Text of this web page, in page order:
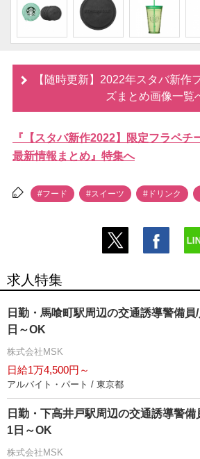
【随時更新】2022年スタバ新作
ズまとめ画像一覧
『【スタバ新作2022】限定フラペチ
最新情報まとめ』特集へ
#フード #スイーツ #ドリンク
求人特集
日勤・馬喰町駅周辺の交通誘導警備
日～OK
株式会社MSK
日給1万4,500円～
アルバイト・パート / 東京都
日勤・下高井戸駅周辺の交通誘導警備
1日～OK
株式会社MSK